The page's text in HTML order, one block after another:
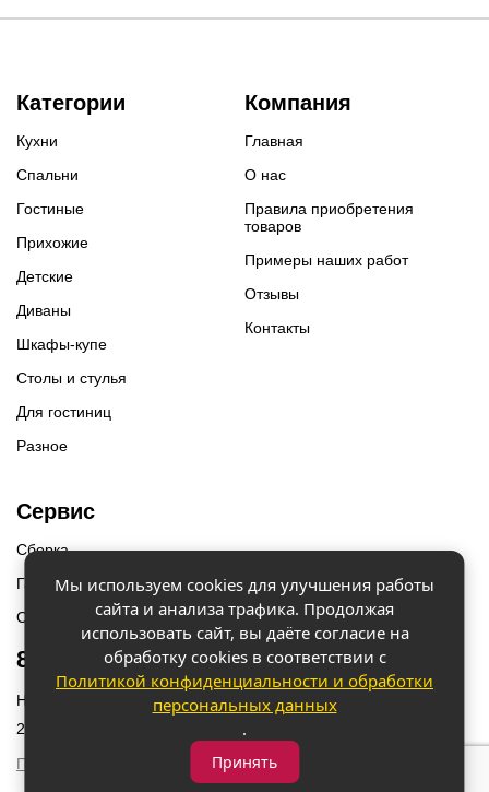
Категории
Кухни
Спальни
Гостиные
Прихожие
Детские
Диваны
Шкафы-купе
Столы и стулья
Для гостиниц
Разное
Компания
Главная
О нас
Правила приобретения
товаров
Примеры наших работ
Отзывы
Контакты
Сервис
Сборка
Гарантии
Оплата и доставка
8 (918) 087-12-00
Наш адрес: г. Краснодар, ул. Бородинская 156/9
2023 © «Мебель 2x2» Все права защищены
Политика конфиденциальности
Мы используем cookies для улучшения работы
сайта и анализа трафика. Продолжая
использовать сайт, вы даёте согласие на
обработку cookies в соответствии с
Политикой конфиденциальности и обработки
персональных данных
.
Принять